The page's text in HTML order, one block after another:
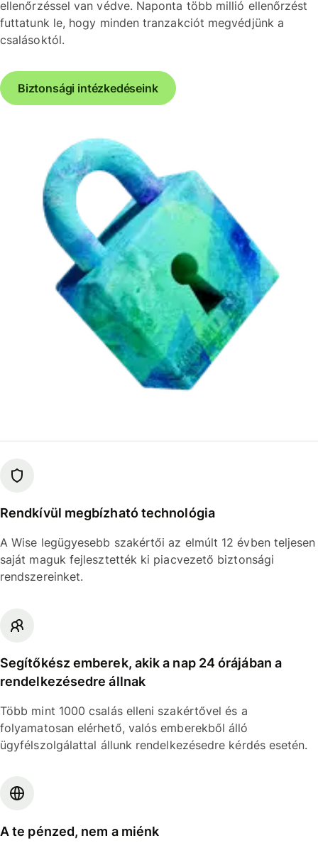
ellenőrzéssel van védve. Naponta több millió ellenőrzést
futtatunk le, hogy minden tranzakciót megvédjünk a
csalásoktól.
Biztonsági intézkedéseink
Rendkívül megbízható technológia
A Wise legügyesebb szakértői az elmúlt 12 évben teljesen
saját maguk fejlesztették ki piacvezető biztonsági
rendszereinket.
Segítőkész emberek, akik a nap 24 órájában a
rendelkezésedre állnak
Több mint 1000 csalás elleni szakértővel és a
folyamatosan elérhető, valós emberekből álló
ügyfélszolgálattal állunk rendelkezésedre kérdés esetén.
A te pénzed, nem a miénk